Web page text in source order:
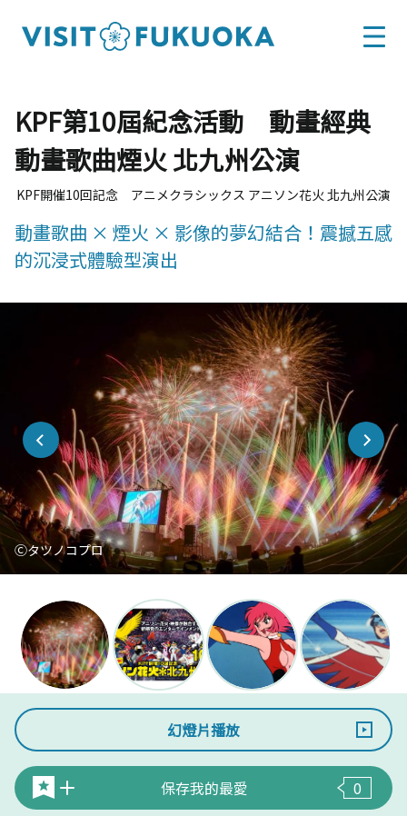
KPF第10屆紀念活動 動畫經典
動畫歌曲煙火 北九州公演
KPF開催10回記念 アニメクラシックス アニソン花火 北九州公演
動畫歌曲 × 煙火 × 影像的夢幻結合！震撼五感
的沉浸式體驗型演出
Ⓒタツノコプロ
幻燈片播放
保存我的最愛 0